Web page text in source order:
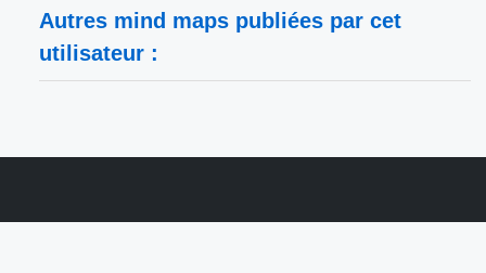
Autres mind maps publiées par cet
utilisateur :